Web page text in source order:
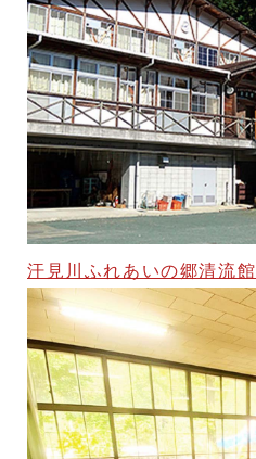
汗見川ふれあいの郷清流館